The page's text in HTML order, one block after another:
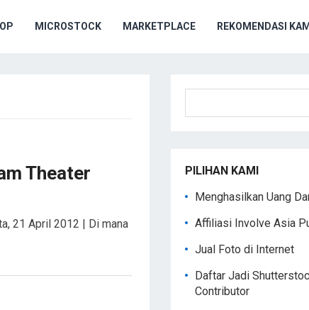
MICROSTOCK MARKETPLACE REKOMENDASI
Theater
21 April 2012 | Di mana
PILIHAN KAMI
Menghasilkan Uang
Affiliasi Involve Asia
Jual Foto di Internet
Daftar Jadi
Contributor